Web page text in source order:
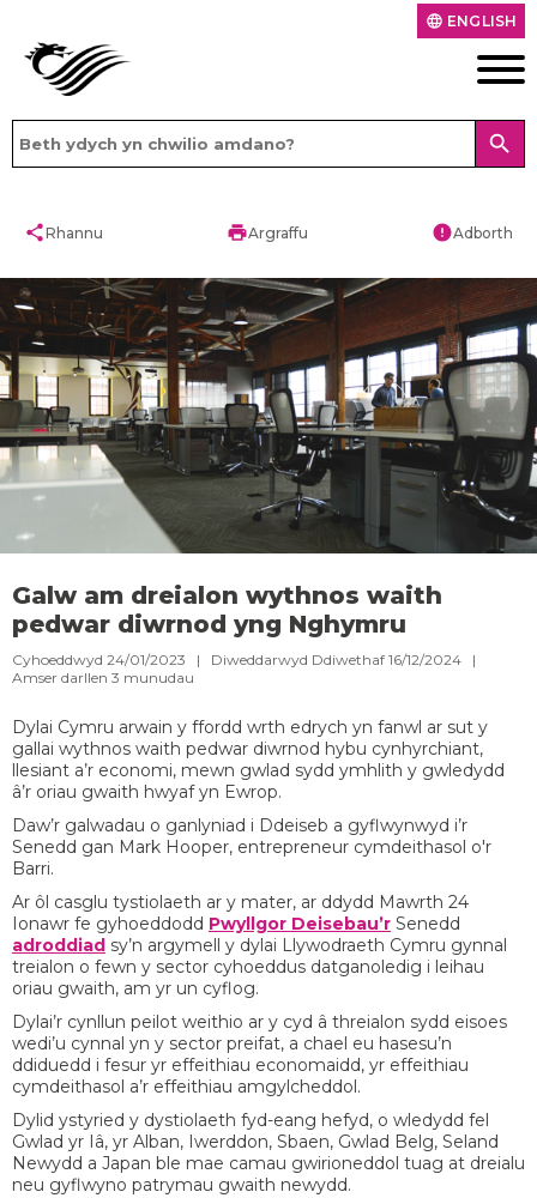
language ENGLISH
search
shareRhannu printArgraffu errorAdborth
Galw am dreialon wythnos waith
pedwar diwrnod yng Nghymru
Cyhoeddwyd 24/01/2023 | Diweddarwyd Ddiwethaf 16/12/2024 |
Amser darllen 3 munudau
Dylai Cymru arwain y ffordd wrth edrych yn fanwl ar sut y
gallai wythnos waith pedwar diwrnod hybu cynhyrchiant,
llesiant a’r economi, mewn gwlad sydd ymhlith y gwledydd
â’r oriau gwaith hwyaf yn Ewrop.
Daw’r galwadau o ganlyniad i Ddeiseb a gyflwynwyd i’r
Senedd gan Mark Hooper, entrepreneur cymdeithasol o'r
Barri.
Ar ôl casglu tystiolaeth ar y mater, ar ddydd Mawrth 24
Ionawr fe gyhoeddodd Pwyllgor Deisebau’r Senedd
adroddiad sy’n argymell y dylai Llywodraeth Cymru gynnal
treialon o fewn y sector cyhoeddus datganoledig i leihau
oriau gwaith, am yr un cyflog.
Dylai’r cynllun peilot weithio ar y cyd â threialon sydd eisoes
wedi’u cynnal yn y sector preifat, a chael eu hasesu’n
ddiduedd i fesur yr effeithiau economaidd, yr effeithiau
cymdeithasol a’r effeithiau amgylcheddol.
Dylid ystyried y dystiolaeth fyd-eang hefyd, o wledydd fel
Gwlad yr Iâ, yr Alban, Iwerddon, Sbaen, Gwlad Belg, Seland
Newydd a Japan ble mae camau gwirioneddol tuag at dreialu
neu gyflwyno patrymau gwaith newydd.